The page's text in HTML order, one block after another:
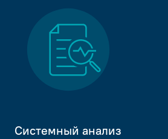
Системный анализ